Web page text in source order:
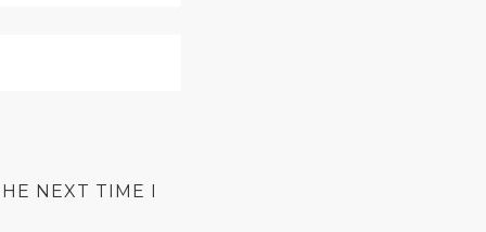
NEXT TIME I